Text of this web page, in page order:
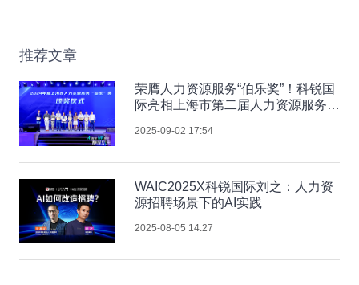
推荐文章
荣膺人力资源服务“伯乐奖”！科锐国
际亮相上海市第二届人力资源服务业
2025-09-02 17:54
WAIC2025X科锐国际刘之：人力资
源招聘场景下的AI实践
2025-08-05 14:27